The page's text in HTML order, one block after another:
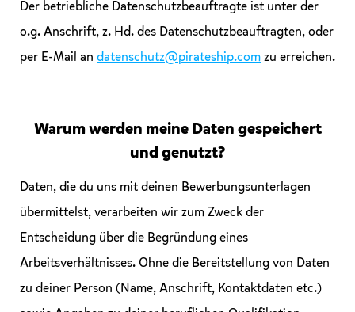
Der betriebliche Datenschutzbeauftragte ist unter der
o.g. Anschrift, z. Hd. des Datenschutzbeauftragten, oder
per E-Mail an datenschutz@pirateship.com zu erreichen.
Warum werden meine Daten gespeichert
und genutzt?
Daten, die du uns mit deinen Bewerbungsunterlagen
übermittelst, verarbeiten wir zum Zweck der
Entscheidung über die Begründung eines
Arbeitsverhältnisses. Ohne die Bereitstellung von Daten
zu deiner Person (Name, Anschrift, Kontaktdaten etc.)